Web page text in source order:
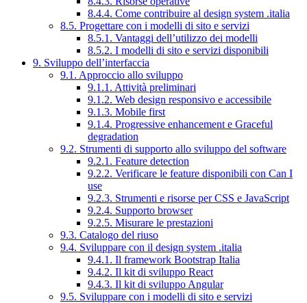
8.4.4. Come contribuire al design system .italia
8.5. Progettare con i modelli di sito e servizi
8.5.1. Vantaggi dell’utilizzo dei modelli
8.5.2. I modelli di sito e servizi disponibili
9. Sviluppo dell’interfaccia
9.1. Approccio allo sviluppo
9.1.1. Attività preliminari
9.1.2. Web design responsivo e accessibile
9.1.3. Mobile first
9.1.4. Progressive enhancement e Graceful
degradation
9.2. Strumenti di supporto allo sviluppo del software
9.2.1. Feature detection
9.2.2. Verificare le feature disponibili con Can I
use
9.2.3. Strumenti e risorse per CSS e JavaScript
9.2.4. Supporto browser
9.2.5. Misurare le prestazioni
9.3. Catalogo del riuso
9.4. Sviluppare con il design system .italia
9.4.1. Il framework Bootstrap Italia
9.4.2. Il kit di sviluppo React
9.4.3. Il kit di sviluppo Angular
9.5. Sviluppare con i modelli di sito e servizi